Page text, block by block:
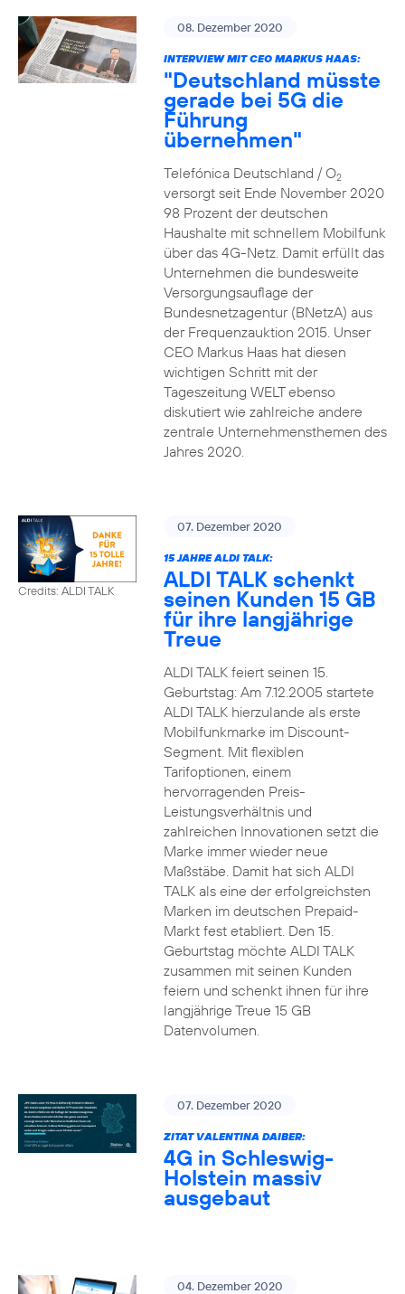
08. Dezember 2020
INTERVIEW MIT CEO MARKUS HAAS:
"Deutschland müsste
gerade bei 5G die
Führung
übernehmen"
Telefónica Deutschland / O2
versorgt seit Ende November 2020
98 Prozent der deutschen
Haushalte mit schnellem Mobilfunk
über das 4G-Netz. Damit erfüllt das
Unternehmen die bundesweite
Versorgungsauflage der
Bundesnetzagentur (BNetzA) aus
der Frequenzauktion 2015. Unser
CEO Markus Haas hat diesen
wichtigen Schritt mit der
Tageszeitung WELT ebenso
diskutiert wie zahlreiche andere
zentrale Unternehmensthemen des
Jahres 2020.
Credits: ALDI TALK
07. Dezember 2020
15 JAHRE ALDI TALK:
ALDI TALK schenkt
seinen Kunden 15 GB
für ihre langjährige
Treue
ALDI TALK feiert seinen 15.
Geburtstag: Am 7.12.2005 startete
ALDI TALK hierzulande als erste
Mobilfunkmarke im Discount-
Segment. Mit flexiblen
Tarifoptionen, einem
hervorragenden Preis-
Leistungsverhältnis und
zahlreichen Innovationen setzt die
Marke immer wieder neue
Maßstäbe. Damit hat sich ALDI
TALK als eine der erfolgreichsten
Marken im deutschen Prepaid-
Markt fest etabliert. Den 15.
Geburtstag möchte ALDI TALK
zusammen mit seinen Kunden
feiern und schenkt ihnen für ihre
langjährige Treue 15 GB
Datenvolumen.
07. Dezember 2020
ZITAT VALENTINA DAIBER:
4G in Schleswig-
Holstein massiv
ausgebaut
04. Dezember 2020